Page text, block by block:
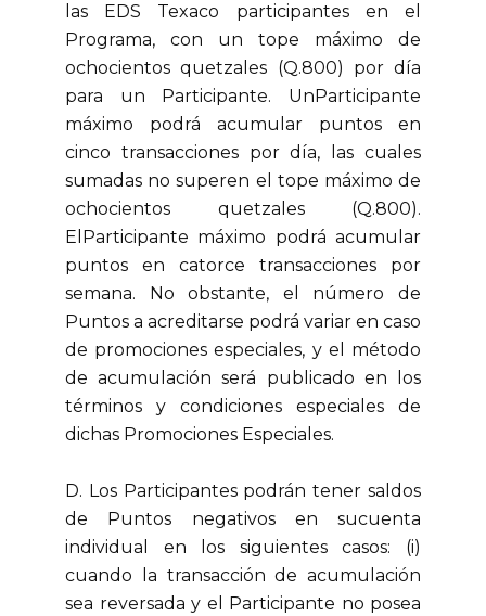
las EDS Texaco participantes en el
Programa, con un tope máximo de
ochocientos quetzales (Q.800) por día
para un Participante. UnParticipante
máximo podrá acumular puntos en
cinco transacciones por día, las cuales
sumadas no superen el tope máximo de
ochocientos quetzales (Q.800).
ElParticipante máximo podrá acumular
puntos en catorce transacciones por
semana. No obstante, el número de
Puntos a acreditarse podrá variar en caso
de promociones especiales, y el método
de acumulación será publicado en los
términos y condiciones especiales de
dichas Promociones Especiales.
D. Los Participantes podrán tener saldos
de Puntos negativos en sucuenta
individual en los siguientes casos: (i)
cuando la transacción de acumulación
sea reversada y el Participante no posea